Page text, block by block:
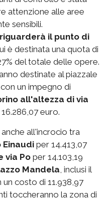
attenzione alle aree
sensibili.
il punto di
è destinata una quota di
del totale delle opere.
destinate al piazzale
, con un impegno di
all'altezza di via
euro.
all'incrocio tra
Einaudi per 14.413,07
via Po per 14.103,19
Mandela , inclusi il
costo di 11.938,97
toccheranno la zona di